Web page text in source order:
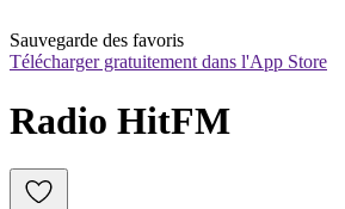
Sauvegarde des favoris
Télécharger gratuitement dans l'App Store
Radio HitFM